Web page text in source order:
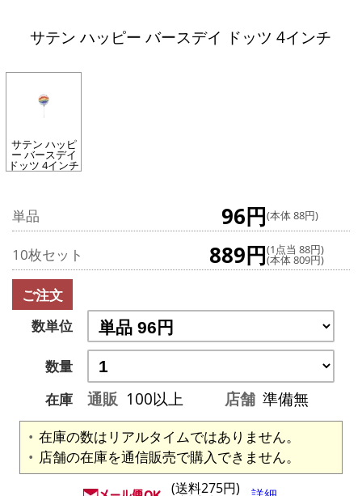
サテン ハッピー バースデイ ドッツ 4インチ
サテン ハッピ
ー バースデイ
ドッツ 4インチ
単品 96円(本体 88円)
10枚セット 889円(1点当 88円)
(本体 809円)
ご注文
数単位
数量
在庫
通販 100以上 店舗 準備無
在庫の数はリアルタイムではありません。
店舗の在庫を通信販売で購入できません。
(送料275円)